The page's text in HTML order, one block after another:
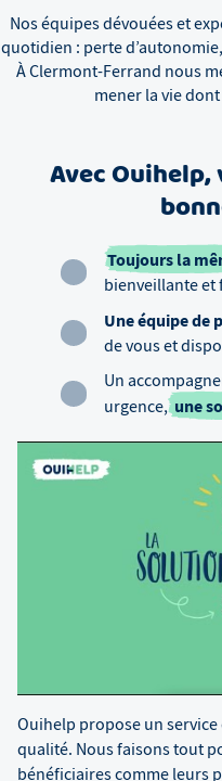
Nos équipes dévouées et
quotidien : perte
ÀClermont-Ferrand nous
mener la vie
Avec
Toujours la
bienveillante et
Une équipe de
de vous et
Un
urgence,une
Ouihelp propose un
qualité. Nous faisons tout
bénéficiaires comme leurs